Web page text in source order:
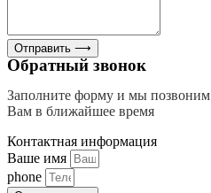
Отправить ⟶
Обратный звонок
Заполните форму и мы позвоним
Вам в ближайшее время
Контактная информация
Ваше имя
phone